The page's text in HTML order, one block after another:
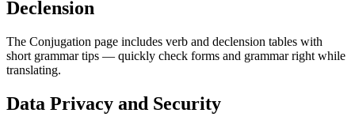
Declension
The Conjugation page includes verb and declension tables with
short grammar tips — quickly check forms and grammar right while
translating.
Data Privacy and Security